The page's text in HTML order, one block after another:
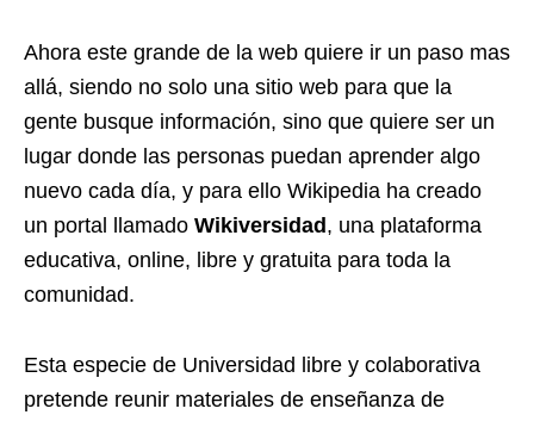
Ahora este grande de la web quiere ir un paso mas
allá, siendo no solo una sitio web para que la
gente busque información, sino que quiere ser un
lugar donde las personas puedan aprender algo
nuevo cada día, y para ello Wikipedia ha creado
un portal llamado Wikiversidad , una plataforma
educativa, online, libre y gratuita para toda la
comunidad.
Esta especie de Universidad libre y colaborativa
pretende reunir materiales de enseñanza de